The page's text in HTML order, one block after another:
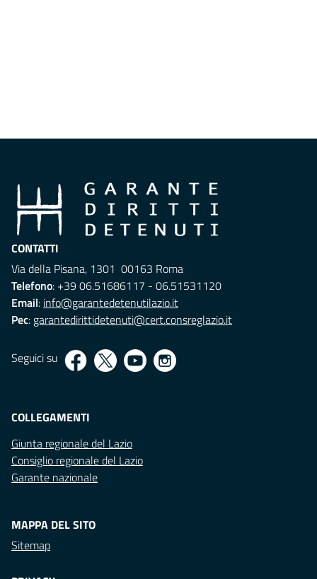
CONTATTI
Via della Pisana, 1301 00163 Roma
Telefono: +39 06.51686117 - 06.51531120
Email: info@garantedetenutilazio.it
Pec: garantedirittidetenuti@cert.consreglazio.it
Seguici su
COLLEGAMENTI
Giunta regionale del Lazio
Consiglio regionale del Lazio
Garante nazionale
MAPPA DEL SITO
Sitemap